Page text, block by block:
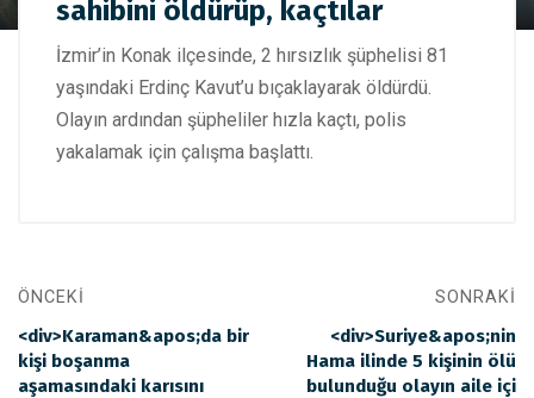
evin sahibini öldürüp, kaçtılar
sahibini öldürüp, kaçtılar
İzmir’in Konak ilçesinde, 2 hırsızlık şüphelisi 81
yaşındaki Erdinç Kavut’u bıçaklayarak öldürdü.
Olayın ardından şüpheliler hızla kaçtı, polis
yakalamak için çalışma başlattı.
ÖNCEKI
<div>Karaman&apos;da bir
kişi boşanma
aşamasındaki karısını
SONRAKI
<div>Suriye&apos;nin
Hama ilinde 5 kişinin ölü
bulunduğu olayın aile içi